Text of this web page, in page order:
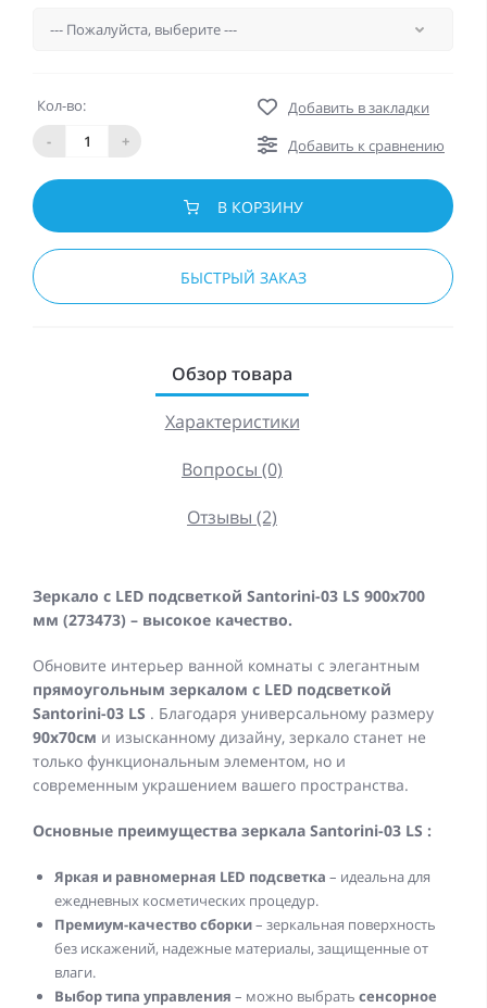
Кол-во:
-
+
Добавить в закладки
Добавить к сравнению
В КОРЗИНУ
БЫСТРЫЙ ЗАКАЗ
Обзор товара
Характеристики
Вопросы (0)
Отзывы (2)
Зеркало с LED подсветкой Santorini-03 LS 900x700
мм (273473) – высокое качество.
Обновите интерьер ванной комнаты с элегантным
прямоугольным зеркалом с LED подсветкой
Santorini-03 LS . Благодаря универсальному размеру
90x70см и изысканному дизайну, зеркало станет не
только функциональным элементом, но и
современным украшением вашего пространства.
Основные преимущества зеркала Santorini-03 LS :
Яркая и равномерная LED подсветка – идеальна для
ежедневных косметических процедур.
Премиум-качество сборки– зеркальная поверхность
без искажений, надежные материалы, защищенные от
влаги.
Выбор типа управления – можно выбрать сенсорное